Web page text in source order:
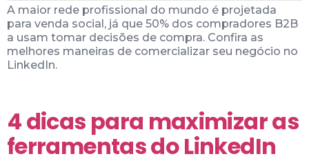
A maior rede profissional do mundo é projetada
para venda social, já que 50% dos compradores B2B
a usam tomar decisões de compra. Confira as
melhores maneiras de comercializar seu negócio no
LinkedIn.
4 dicas para maximizar as
ferramentas do LinkedIn